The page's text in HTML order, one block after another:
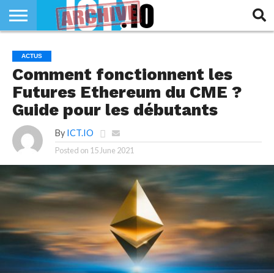
SECTEUR
TECH
LIFE
RUBRIQUES
ACTUS
Comment fonctionnent les
Futures Ethereum du CME ?
Guide pour les débutants
By ICT.IO
Posted on 15 June 2021